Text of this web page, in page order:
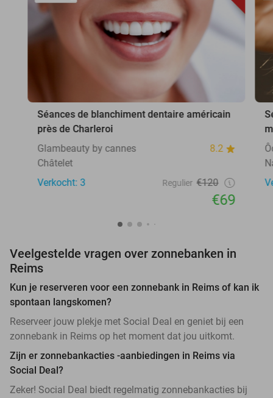
Séances de blanchiment dentaire américain
près de Charleroi
Glambeauty by cannes
8.2
Châtelet
Verkocht: 3
Regulier €120
€69
Veelgestelde vragen over zonnebanken in
Reims
Kun je reserveren voor een zonnebank in Reims of kan ik
spontaan langskomen?
Reserveer jouw plekje met Social Deal en geniet bij een
zonnebank in Reims op het moment dat jou uitkomt.
Zijn er zonnebankacties -aanbiedingen in Reims via
Social Deal?
Zeker! Social Deal biedt regelmatig zonnebankacties bij